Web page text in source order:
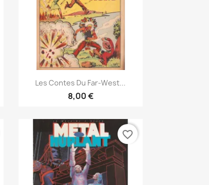
Anteprima
Les Contes Du Far-West...
8,00 €
favorite_border